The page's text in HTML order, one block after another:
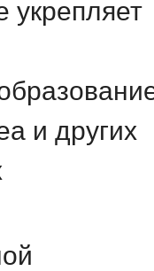
укрепляет
и других